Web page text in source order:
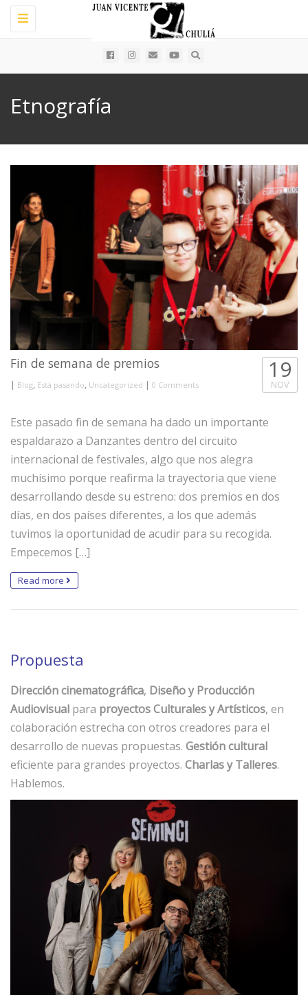
Toggle
navigation
Etnografía
Fin de semana de premios
| Blog, Está pasando, Uncategorized | 0 Comments
19
NOV
Este pasado fin de semana ha dado un importante
espaldarazo a Danzantes dentro del circuito
internacional de festivales, algo que nos alegra
muchísimo porque reafirma la trayectoria que viene
desarrollando desde su estreno: dos premios en dos
días, en dos países diferentes, a los que además
tuvimos la oportunidad de acudir para su recogida.
Empecemos […]
Read more
Propuesta
Dirección cinematográfica, Diseño y Producción
Audiovisual para proyectos Culturales y Artísticos, en
colaboración estrecha con otros creadores para el
desarrollo de nuevas propuestas. Gestión cultural
eficiente para grandes proyectos. Charlas y Talleres.
Hablemos.